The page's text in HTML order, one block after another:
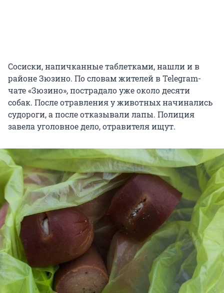
Сосиски, напичканные таблетками, нашли и в
районе Зюзино. По словам жителей в Telegram-
чате «Зюзино», пострадало уже около десяти
собак. После отравления у животных начинались
судороги, а после отказывали лапы. Полиция
завела уголовное дело, отравителя ищут.